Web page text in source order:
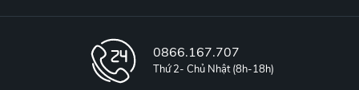
0866.167.707
Thứ 2- Chủ Nhật (8h-18h)